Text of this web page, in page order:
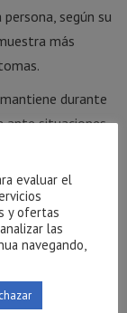
según su
más
durante
ante situaciones
malestar,
este
a corto
las situaciones
evaluar el
y ofertas
las
navegando,